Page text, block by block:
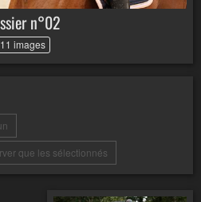
n°02
11 images
que les sélectionnés